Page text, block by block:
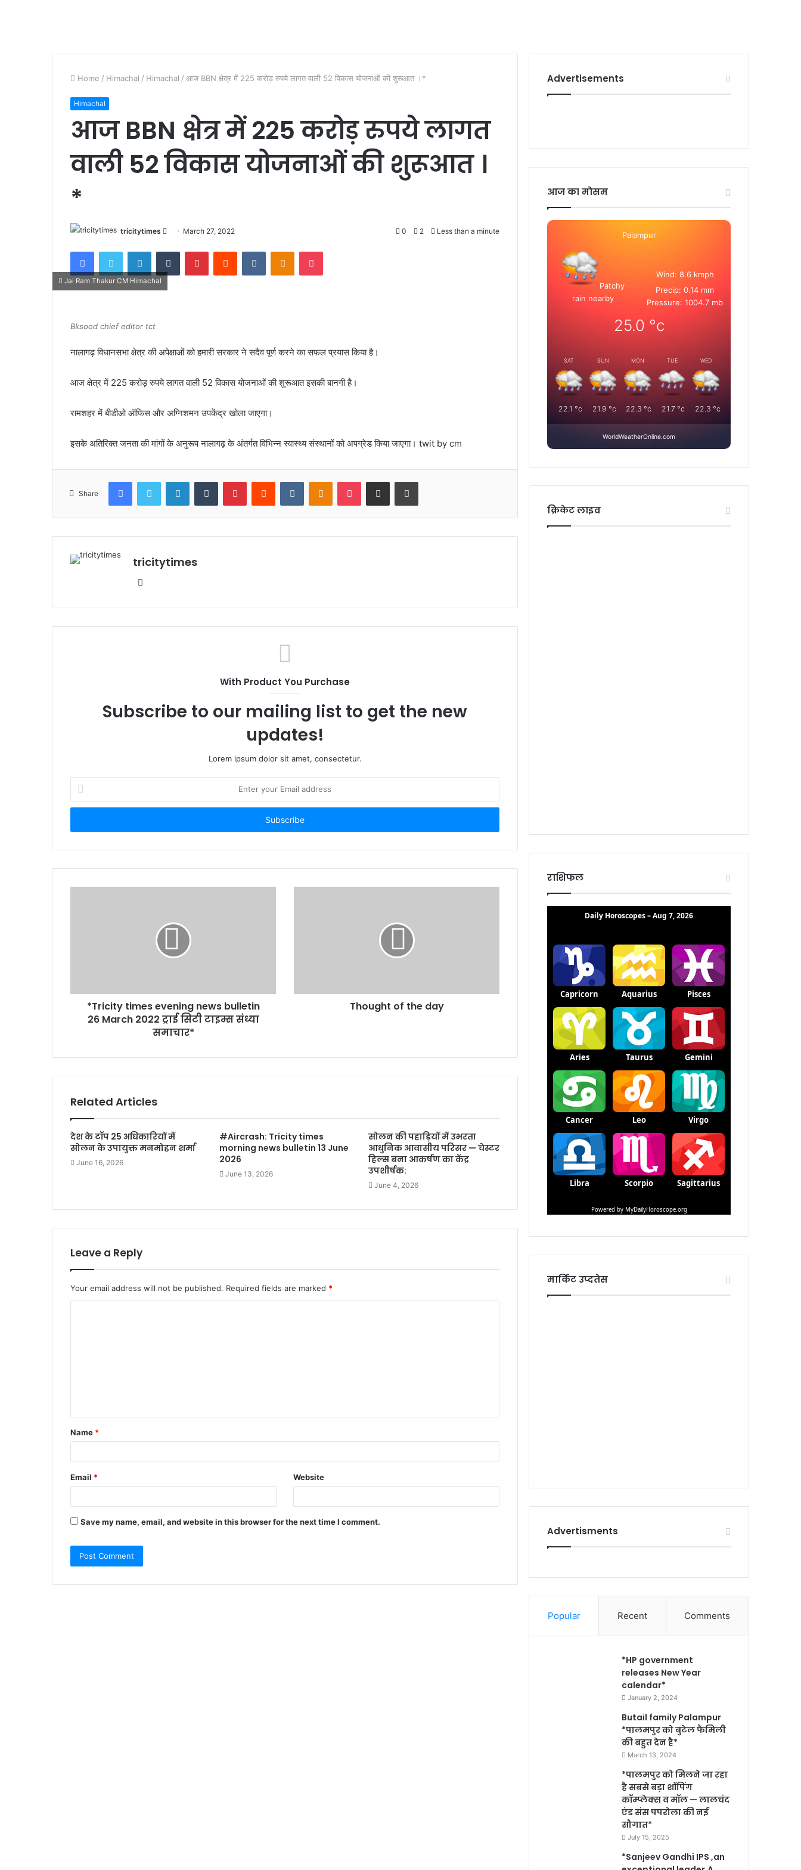
Home / Himachal / Himachal / आज BBN क्षेत्र में 225 करोड़ रुपये लागत वाली 52 विकास योजनाओं की शुरूआत ।*
Himachal
आज BBN क्षेत्र में 225 करोड़ रुपये लागत
वाली 52 विकास योजनाओं की शुरूआत ।
*
tricitytimes
Send
email
March 27, 2022 0 2 Less than a minute
FacebookTwitter LinkedInTumblr PinterestReddit VKontakteOdnoklassniki
Pocket
Jai Ram Thakur CM Himachal
Bksood chief editor tct
नालागढ़ विधानसभा क्षेत्र की अपेक्षाओं को हमारी सरकार ने सदैव पूर्ण करने का सफल प्रयास किया है।
आज क्षेत्र में 225 करोड़ रुपये लागत वाली 52 विकास योजनाओं की शुरूआत इसकी बानगी है।
रामशहर में बीडीओ ऑफिस और अग्निशमन उपकेंद्र खोला जाएगा।
इसके अतिरिक्त जनता की मांगों के अनुरूप नालागढ़ के अंतर्गत विभिन्न स्वास्थ्य संस्थानों को अपग्रेड किया जाएगा। twit by cm
Share
FacebookTwitter LinkedInTumblr PinterestReddit VKontakteOdnoklassniki
Pocket Share via Email Print
tricitytimes
Website
With Product You Purchase
Subscribe to our mailing list to get the new
updates!
Lorem ipsum dolor sit amet, consectetur.
your
Email
*Tricity times evening news bulletin
26 March 2022 ट्राई सिटी टाइम्स संध्या
समाचार*
Thought of the day
Related Articles
देश के टॉप 25 अधिकारियों में
सोलन के उपायुक्त मनमोहन शर्मा
June 16, 2026
#Aircrash: Tricity times
morning news bulletin 13 June
2026
June 13, 2026
सोलन की पहाड़ियों में उभरता
आधुनिक आवासीय परिसर — चेस्टर
हिल्स बना आकर्षण का केंद्र
उपशीर्षक:
June 4, 2026
Leave a Reply
Your email address will not be published. Required fields are marked *
Name *
Email * Website
Save my name, email, and website in this browser for the next time I comment.
Advertisements
आज का मोसम
Palampur
Patchy
rain nearby
Wind: 8.6 kmph
Precip: 0.14 mm
Pressure: 1004.7 mb
25.0 °c
SAT
22.1 °c
SUN
21.9 °c
MON
22.3 °c
TUE
21.7 °c
WED
22.3 °c
WorldWeatherOnline.com
क्रिकेट लाइव
राशिफल
मार्किट उप्दतेस
Advertisments
Popular Recent Comments
*HP government
releases New Year
calendar*
January 2, 2024
Butail family Palampur
*पालमपुर को बुटेल फैमिली
की बहुत देन है*
March 13, 2024
*पालमपुर को मिलने जा रहा
है सबसे बड़ा शॉपिंग
कॉम्प्लेक्स व मॉल — लालचंद
एंड संस पपरोला की नई
सौगात*
July 15, 2025
*Sanjeev Gandhi IPS ,an